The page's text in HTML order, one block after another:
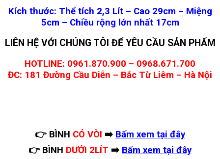
Kích thước: Thể tích 2,3 Lít – Cao 29cm – Miệng
5cm – Chiều rộng lớn nhất 17cm
LIÊN HỆ VỚI CHÚNG TÔI ĐỂ YÊU CẦU SẢN PHẨM
HOTLINE: 0961.870.900 – 0968.671.700
ĐC: 181 Đường Cầu Diễn – Bắc Từ Liêm – Hà Nội
👉 BÌNH CÓ VÒI ➡️ Bấm xem tại đây
👉 BÌNH DƯỚI 2LÍT ➡️ Bấm xem tại đây